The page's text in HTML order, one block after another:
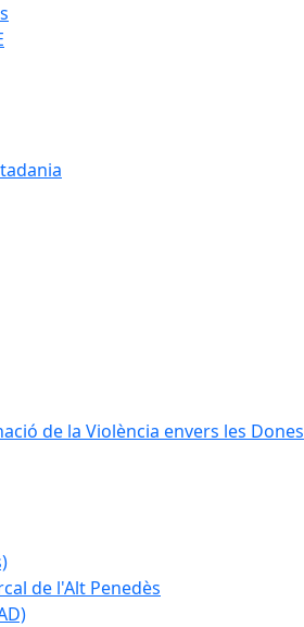
de la Violència envers les Dones
de l'Alt Penedès